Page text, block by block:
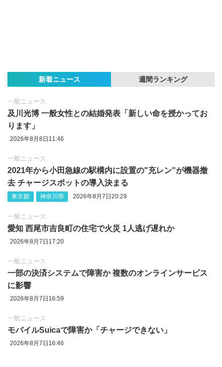
新着ニュース 週間ランキング
一般ニュース
及川光博 一般女性との結婚発表「新しい命を授かってお
ります」
2026年8月8日11:46
一般ニュース
2021年から小田急線の駅構内に設置の"充レン"が機器撤
去 チャージスポットの導入決まる
東京都 神奈川県 2026年8月7日20:29
一般ニュース
愛知 西尾市吉良町の住宅で火災 1人逃げ遅れか
2026年8月7日17:20
一般ニュース
一部の決済システムで障害か 複数のオンラインサービス
に影響
2026年8月7日16:59
一般ニュース
モバイルSuicaで障害か「チャージできない」
2026年8月7日16:46